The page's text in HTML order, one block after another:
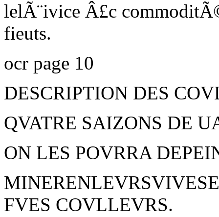
lelÃ¨ivice Â£c
fieuts.
ocr page 10
DESCRIPTION DES
QVATRE SAIZONS DE
ON LES POVRRA
FVES COVLLEVRS.